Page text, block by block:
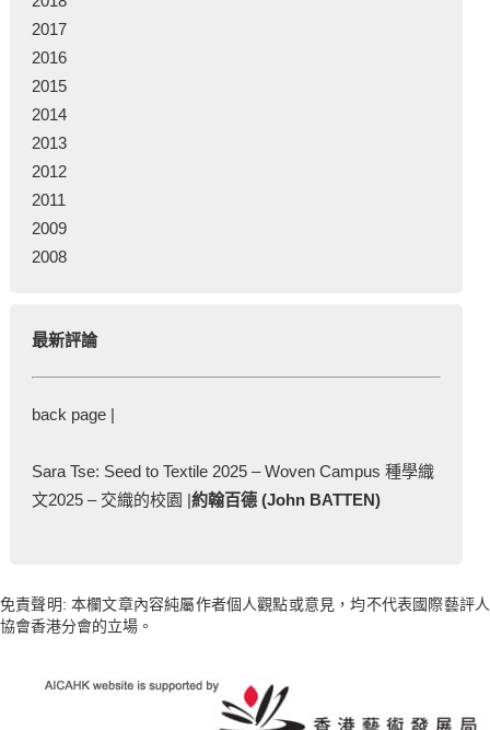
2017
2016
2015
2014
2013
2012
2011
2009
2008
最新評論
back page |
Sara Tse: Seed to Textile 2025 – Woven Campus 種學織
文2025 – 交織的校園 |約翰百德 (John BATTEN)
免責聲明: 本欄文章內容純屬作者個人觀點或意見，均不代表國際藝評人
協會香港分會的立場。